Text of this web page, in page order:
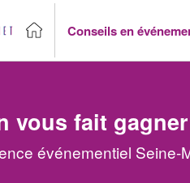
Conseils en
vous fait
événementiel Seine-